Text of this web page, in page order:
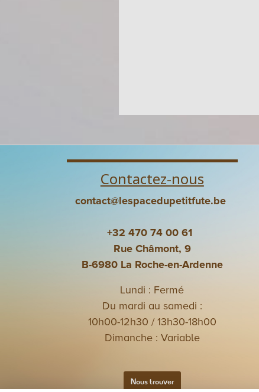
Contactez-nous
contact@lespacedupetitfute.be
+32 470 74 00 61
Rue Châmont, 9
B-6980 La Roche-en-Ardenne
Lundi : Fermé
Du mardi au samedi :
10h00-12h30 / 13h30-18h00
Dimanche : Variable
Nous trouver